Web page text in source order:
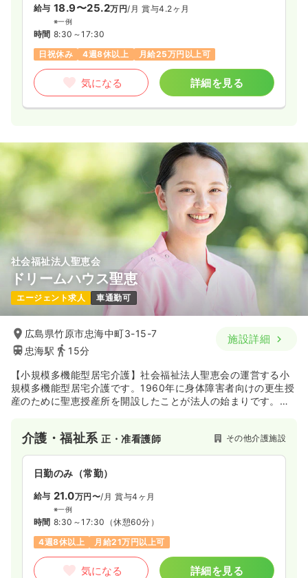
給与 18.9〜25.2万円/月 賞与4.2ヶ月
※一例
時間 8:30～17:30
日祝休み
4週8休以上 月給25万円以上可
気になる 詳細を見る
社会福祉法人聖恵会
ドリームハウス聖恵
エージェント求人 車通勤可
広島県竹原市忠海中町3-15-7
忠海駅
15分
施設詳細
【小規模多機能型居宅介護】社会福祉法人聖恵会の運営する小
規模多機能型居宅介護です。1960年に身体障害者向けの更生授
産のために聖恵授産所を開設したことが法人の始まりです。キ
ニケーションを大切にしており、多様多彩なレクリエーション
や家族との交流などを通してご利用者様一人ひとりに合った適
切なサービスを心がけています。
介護・福祉系正・准看護師 その他介護施設
日勤のみ（常勤）
給与 21.0万円〜/月 賞与4ヶ月
※一例
時間 8:30～17:30 （休憩60分）
4週8休以上
月給21万円以上可
気になる 詳細を見る